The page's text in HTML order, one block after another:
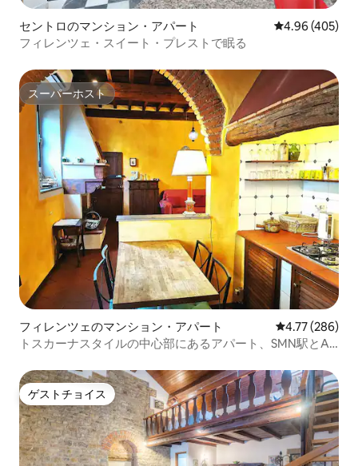
セントロのマンション・アパート レビュー405
4.96 (405)
フィレンツェ・スイート・プレストで眠る
スーパーホスト
スーパーホスト
フィレンツェのマンション・アパート レビュー286
4.77 (286)
トスカーナスタイルの中心部にあるアパート、SMN駅とAC
ゲストチョイス
ゲストチョイス